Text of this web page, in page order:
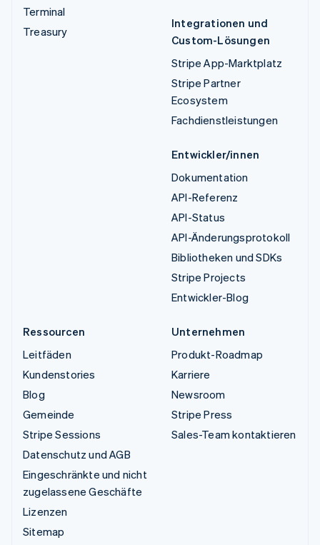
Terminal
Treasury
Integrationen und
Custom-Lösungen
Stripe App-Marktplatz
Stripe Partner
Ecosystem
Fachdienstleistungen
Entwickler/innen
Dokumentation
API-Referenz
API-Status
API-Änderungsprotokoll
Bibliotheken und SDKs
Stripe Projects
Entwickler-Blog
Ressourcen
Leitfäden
Kundenstories
Blog
Gemeinde
Stripe Sessions
Datenschutz und AGB
Eingeschränkte und nicht
zugelassene Geschäfte
Lizenzen
Sitemap
Unternehmen
Produkt-Roadmap
Karriere
Newsroom
Stripe Press
Sales-Team kontaktieren